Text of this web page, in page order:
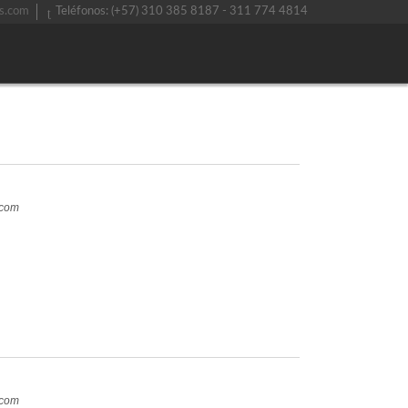
Teléfonos: (+57) 310 385 8187 - 311 774 4814